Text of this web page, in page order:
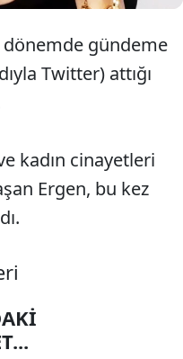
dönemde gündeme
Twitter) attığı
kadın cinayetleri
Ergen, bu kez